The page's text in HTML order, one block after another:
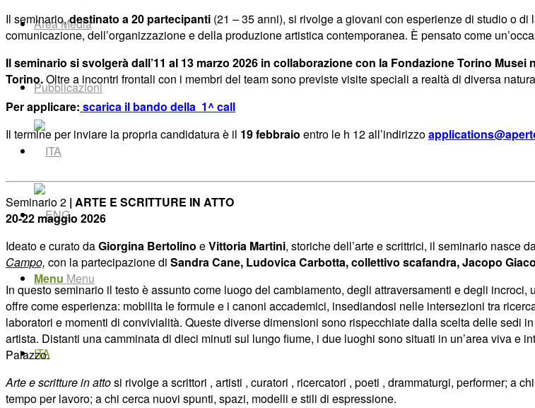
Area Media
Pubblicazioni
Menu Menu
ITA
Il seminario,destinato a 20 partecipanti (21 – 35 anni), si rivolge a giovani con esperienze di studio o
comunicazione, dell’organizzazione e della produzione artistica contemporanea. È pensato come
Il seminario si svolgerà dall’11 al 13 marzo 2026 in collaborazione con la Fondazione Torino
Torino.Oltre a incontri frontali con i membri del team sono previste visite speciali a realtà di diversa
Per applicare: scarica il bando della 1^ call
Il termine per inviare la propria candidatura è il 19 febbraio entro le h 12 all’indirizzo
Seminario 2 | ARTE E SCRITTURE IN ATTO
20-22 maggio 2026
Ideato e curato daGiorgina Bertolino eVittoria Martini, storiche dell’arte e scrittrici, il seminario nasce
Campo, con la partecipazione di Sandra Cane, Ludovica Carbotta, collettivo scafandra, Jacopo
In questo seminario il testo è assunto come luogo del cambiamento, degli attraversamenti e degli
offre come esperienza: mobilita le formule e i canoni accademici, insediandosi nelle intersezioni tra
laboratori e momenti di convivialità. Queste diverse dimensioni sono rispecchiate dalla scelta delle sedi
artista. Distanti una camminata di dieci minuti sul lungo fiume, i due luoghi sono situati in un’area viva e
Palazzo.
Arte e scritture in attosi rivolge a scrittori , artisti , curatori , ricercatori , poeti , drammaturgi, performer; a
tempo per lavoro; a chi cerca nuovi spunti, spazi, modelli e stili di espressione.